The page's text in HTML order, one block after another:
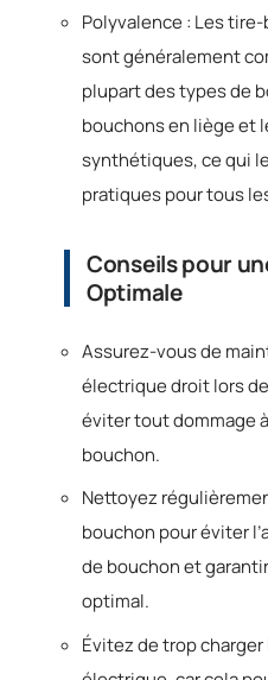
Polyvalence : Les
sont généralement
plupart des types de
bouchons en liège et
synthétiques, ce qui
pratiques pour tous
Conseils pour
Optimale
Assurez-vous de
électrique droit lors
éviter tout dommage
bouchon.
Nettoyez
bouchon pour éviter
de bouchon et
optimal.
Évitez de trop